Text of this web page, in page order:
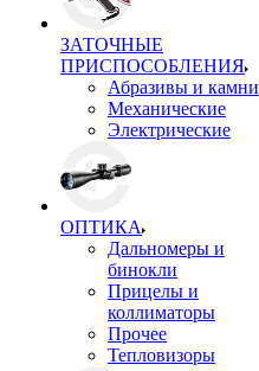
ЗАТОЧНЫЕ
ПРИСПОСОБЛЕНИЯ
Абразивы и камни
Механические
Электрические
ОПТИКА
Дальномеры и
бинокли
Прицелы и
коллиматоры
Прочее
Тепловизоры